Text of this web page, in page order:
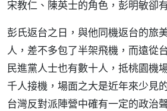
宋教仁、陳英士的角色，彭明敏卻
彭氏返台之日，與他同機返台的旅
人，差不多包了半架飛機，而遠從
民進黨人士也有數十人，抵桃園機
千人接機，場面之大是近年來少見
台灣反對派陣營中確有一定的政治